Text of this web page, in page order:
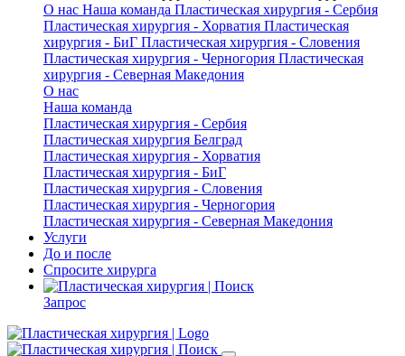
О нас Наша команда Пластическая хирургия - Сербия
Пластическая хирургия - Хорватия Пластическая
хирургия - БиГ Пластическая хирургия - Словения
Пластическая хирургия - Черногория Пластическая
хирургия - Северная Македония
О нас
Наша команда
Пластическая хирургия - Сербия
Пластическая хирургия Белград
Пластическая хирургия - Хорватия
Пластическая хирургия - БиГ
Пластическая хирургия - Словения
Пластическая хирургия - Черногория
Пластическая хирургия - Северная Македония
Услуги
До и после
Спросите хирурга
Запрос